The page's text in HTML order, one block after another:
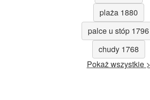
plaża 1880
palce u stóp 1796
chudy 1768
Pokaż wszystkie >